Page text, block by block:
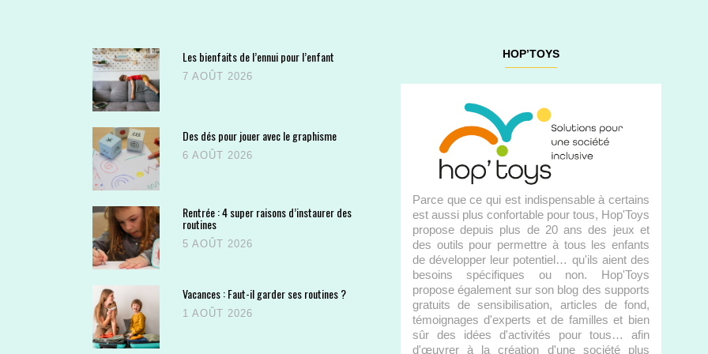
Les bienfaits de l’ennui pour l’enfant
7 AOÛT 2026
Des dés pour jouer avec le graphisme
6 AOÛT 2026
Rentrée : 4 super raisons d’instaurer des
routines
5 AOÛT 2026
Vacances : Faut-il garder ses routines ?
1 AOÛT 2026
HOP’TOYS
Parce que ce qui est indispensable à certains
est aussi plus confortable pour tous, Hop'Toys
propose depuis plus de 20 ans des jeux et
des outils pour permettre à tous les enfants
de développer leur potentiel… qu'ils aient des
besoins spécifiques ou non. Hop'Toys
propose également sur son blog des supports
gratuits de sensibilisation, articles de fond,
témoignages d'experts et de familles et bien
sûr des idées d'activités pour tous… afin
d'œuvrer à la création d'une société plus